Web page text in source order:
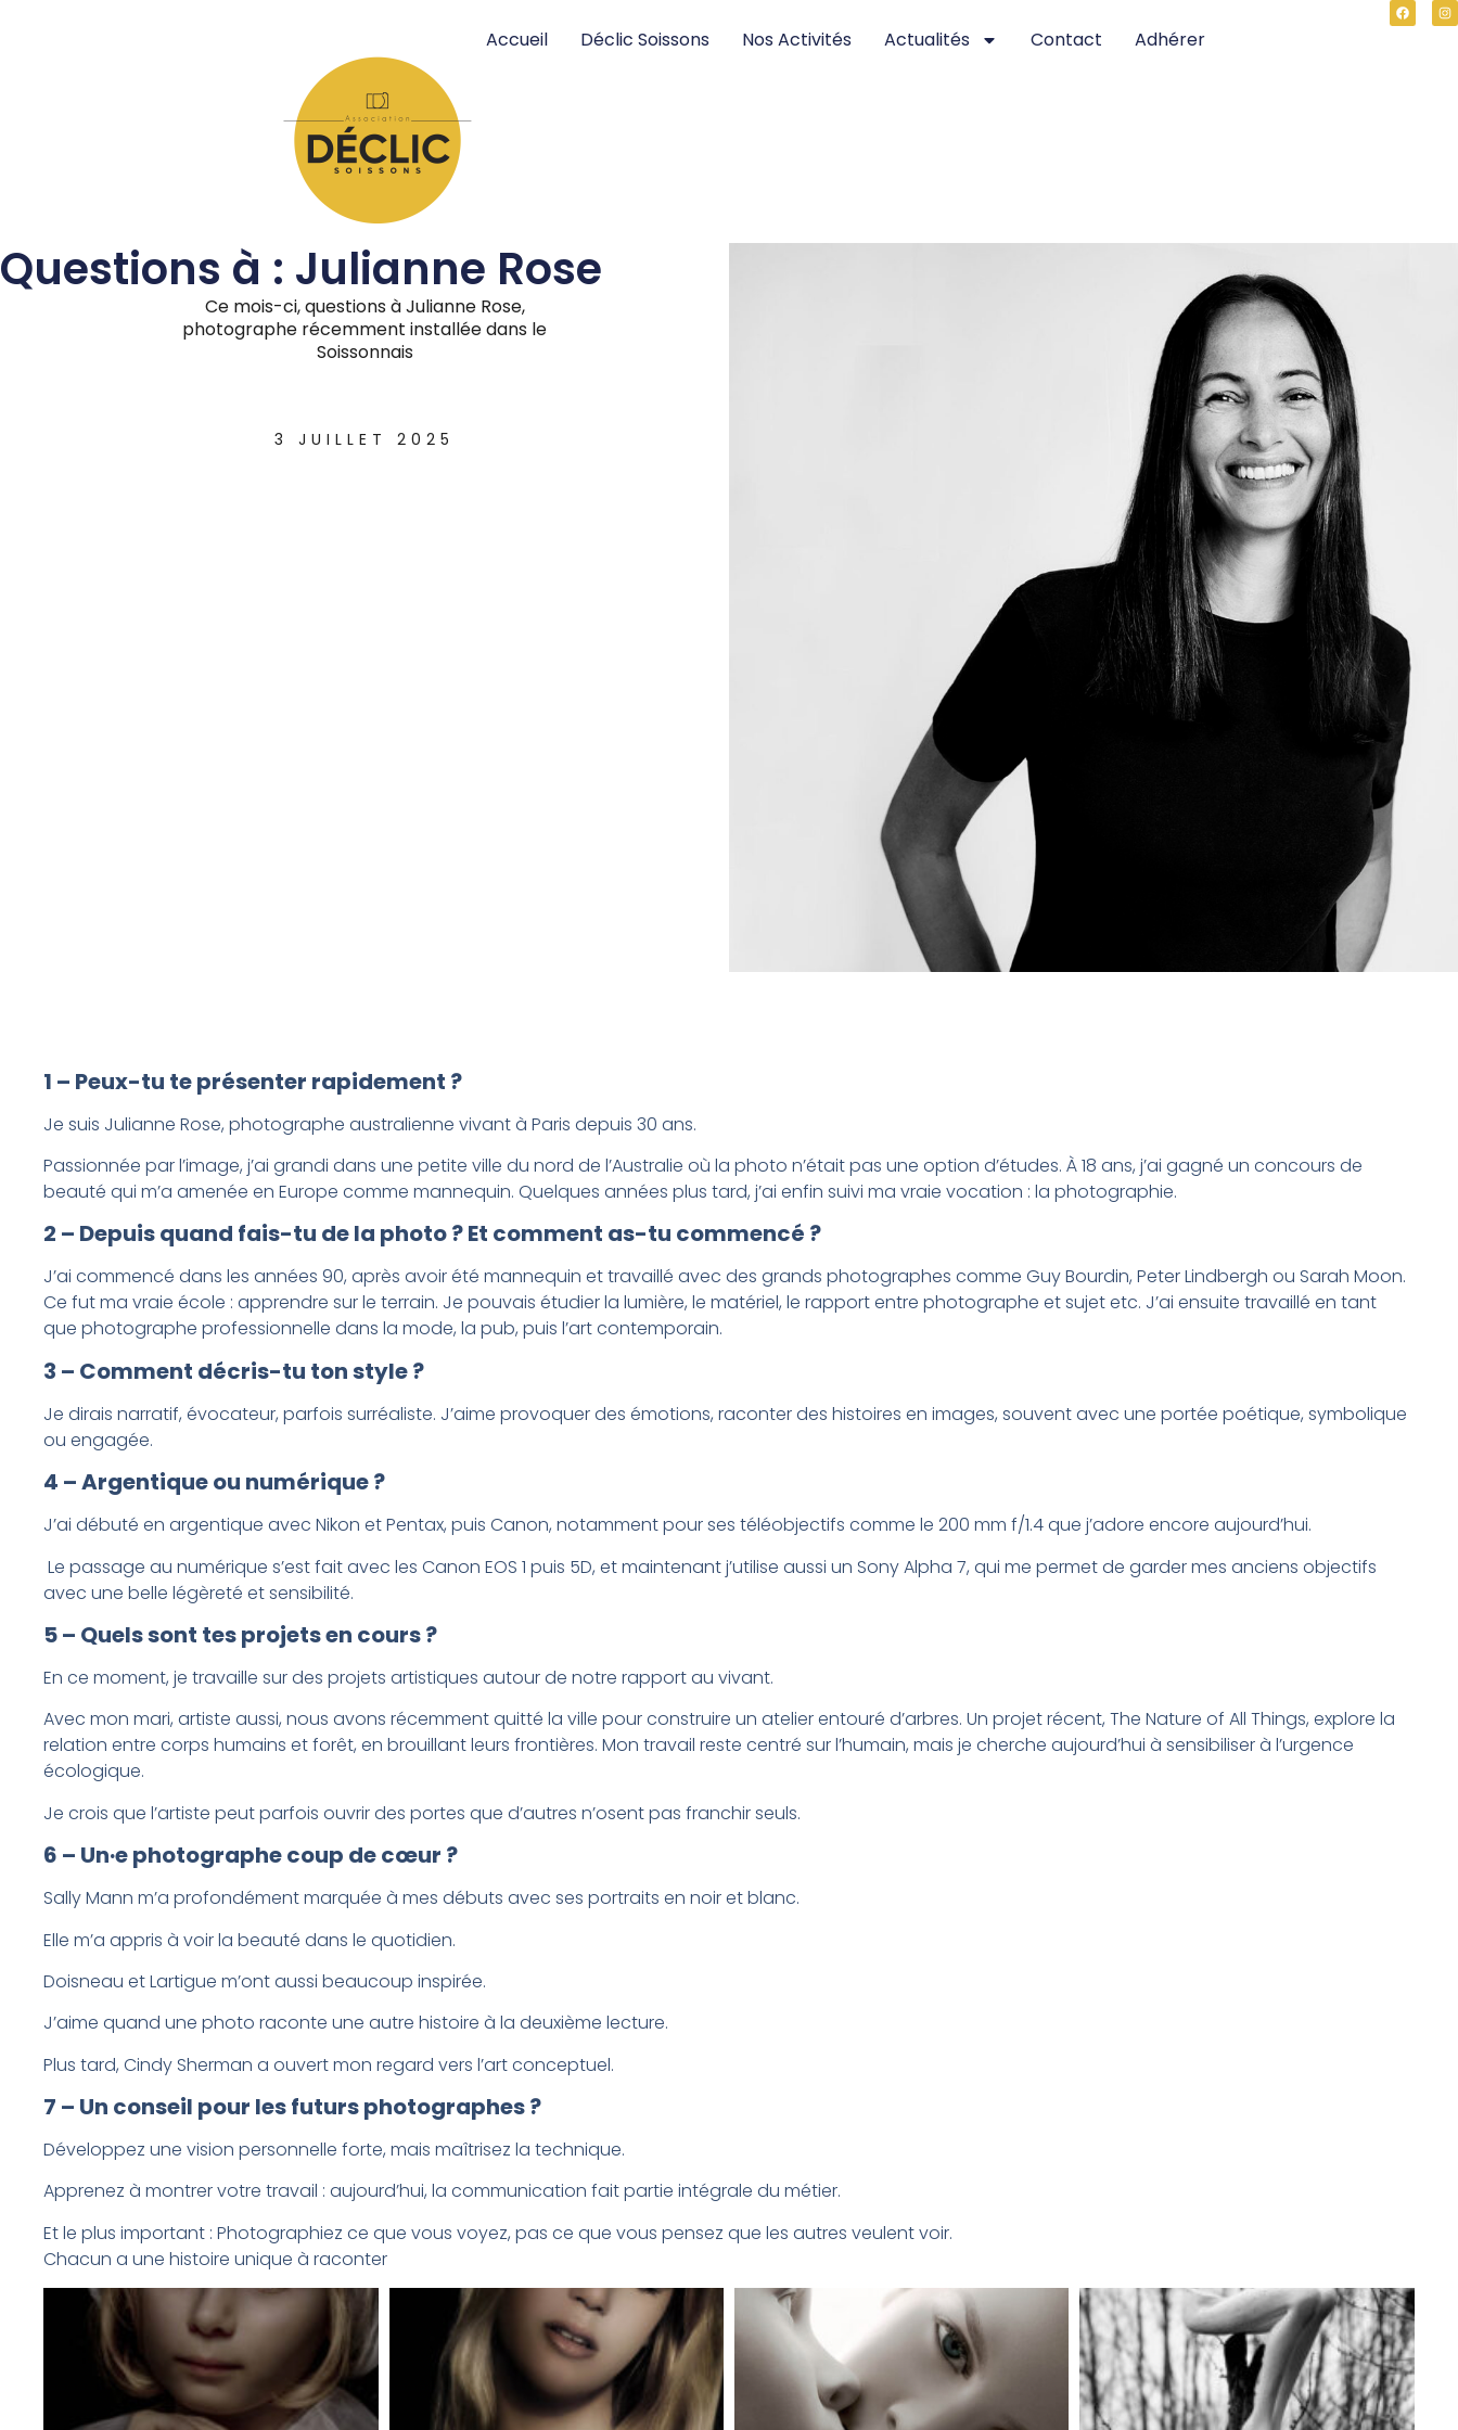
Accueil Déclic Soissons Nos Activités Actualités Contact Adhérer
Questions à : Julianne Rose
Ce mois-ci, questions à Julianne Rose,
photographe récemment installée dans le
Soissonnais
3 JUILLET 2025
1 – Peux-tu te présenter rapidement ?
Je suis Julianne Rose, photographe australienne vivant à Paris depuis 30 ans.
Passionnée par l’image, j’ai grandi dans une petite ville du nord de l’Australie où la photo n’était pas une option d’études. À 18 ans, j’ai gagné un concours de
beauté qui m’a amenée en Europe comme mannequin. Quelques années plus tard, j’ai enfin suivi ma vraie vocation : la photographie.
2 – Depuis quand fais-tu de la photo ? Et comment as-tu commencé ?
J’ai commencé dans les années 90, après avoir été mannequin et travaillé avec des grands photographes comme Guy Bourdin, Peter Lindbergh ou Sarah Moon.
Ce fut ma vraie école : apprendre sur le terrain. Je pouvais étudier la lumière, le matériel, le rapport entre photographe et sujet etc. J’ai ensuite travaillé en tant
que photographe professionnelle dans la mode, la pub, puis l’art contemporain.
3 – Comment décris-tu ton style ?
Je dirais narratif, évocateur, parfois surréaliste. J’aime provoquer des émotions, raconter des histoires en images, souvent avec une portée poétique, symbolique
ou engagée.
4 – Argentique ou numérique ?
J’ai débuté en argentique avec Nikon et Pentax, puis Canon, notamment pour ses téléobjectifs comme le 200 mm f/1.4 que j’adore encore aujourd’hui.
Le passage au numérique s’est fait avec les Canon EOS 1 puis 5D, et maintenant j’utilise aussi un Sony Alpha 7, qui me permet de garder mes anciens objectifs
avec une belle légèreté et sensibilité.
5 – Quels sont tes projets en cours ?
En ce moment, je travaille sur des projets artistiques autour de notre rapport au vivant.
Avec mon mari, artiste aussi, nous avons récemment quitté la ville pour construire un atelier entouré d’arbres. Un projet récent, The Nature of All Things, explore la
relation entre corps humains et forêt, en brouillant leurs frontières. Mon travail reste centré sur l’humain, mais je cherche aujourd’hui à sensibiliser à l’urgence
écologique.
Je crois que l’artiste peut parfois ouvrir des portes que d’autres n’osent pas franchir seuls.
6 – Un·e photographe coup de cœur ?
Sally Mann m’a profondément marquée à mes débuts avec ses portraits en noir et blanc.
Elle m’a appris à voir la beauté dans le quotidien.
Doisneau et Lartigue m’ont aussi beaucoup inspirée.
J’aime quand une photo raconte une autre histoire à la deuxième lecture.
Plus tard, Cindy Sherman a ouvert mon regard vers l’art conceptuel.
7 – Un conseil pour les futurs photographes ?
Développez une vision personnelle forte, mais maîtrisez la technique.
Apprenez à montrer votre travail : aujourd’hui, la communication fait partie intégrale du métier.
Et le plus important : Photographiez ce que vous voyez, pas ce que vous pensez que les autres veulent voir.
Chacun a une histoire unique à raconter